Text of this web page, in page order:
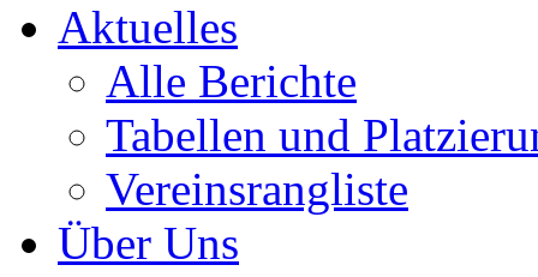
Aktuelles
Alle Berichte
Tabellen und
Vereinsrangliste
Über Uns